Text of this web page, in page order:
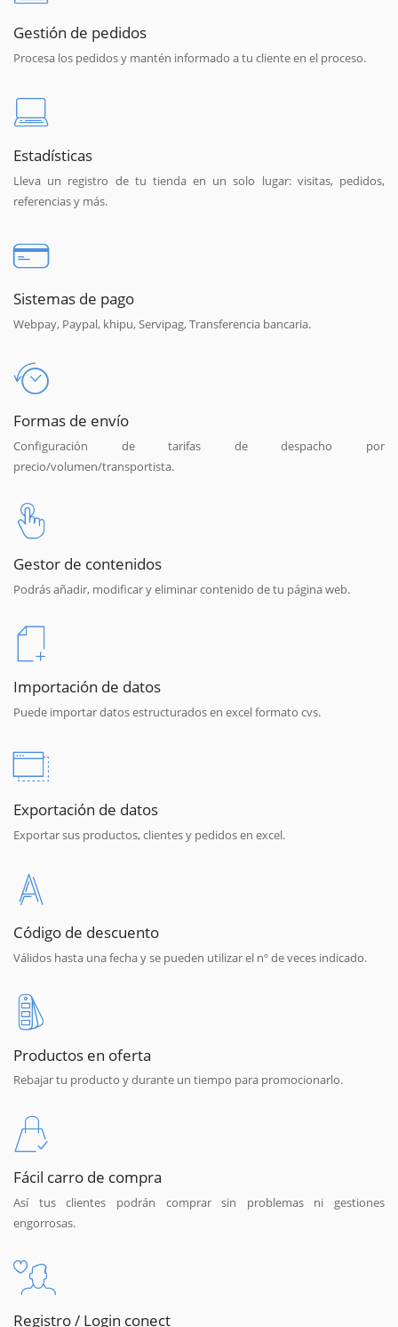
Gestión de pedidos
Procesa los pedidos y mantén informado a tu cliente en el proceso.
Estadísticas
Lleva un registro de tu tienda en un solo lugar: visitas, pedidos,
referencias y más.
Sistemas de pago
Webpay, Paypal, khipu, Servipag, Transferencia bancaria.
Formas de envío
Configuración de tarifas de despacho por
precio/volumen/transportista.
Gestor de contenidos
Podrás añadir, modificar y eliminar contenido de tu página web.
Importación de datos
Puede importar datos estructurados en excel formato cvs.
Exportación de datos
Exportar sus productos, clientes y pedidos en excel.
Código de descuento
Válidos hasta una fecha y se pueden utilizar el nº de veces indicado.
Productos en oferta
Rebajar tu producto y durante un tiempo para promocionarlo.
Fácil carro de compra
Así tus clientes podrán comprar sin problemas ni gestiones
engorrosas.
Registro / Login conect